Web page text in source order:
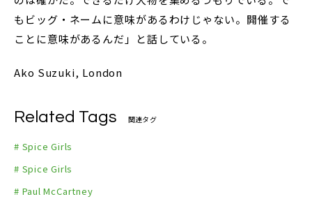
もビッグ・ネームに意味があるわけじゃない。開催する
ことに意味があるんだ」と話している。
Ako Suzuki, London
Related Tags 関連タグ
# Spice Girls
# Spice Girls
# Paul McCartney